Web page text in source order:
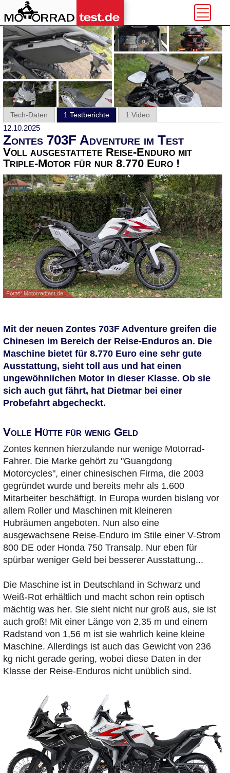
Tech-Daten 1 Testberichte 1 Video
12.10.2025
Zontes 703F Adventure im Test
Voll ausgestattete Reise-Enduro mit
Triple-Motor für nur 8.770 Euro !
Fotos: Motorradtest.de
Mit der neuen Zontes 703F Adventure greifen die
Chinesen im Bereich der Reise-Enduros an. Die
Maschine bietet für 8.770 Euro eine sehr gute
Ausstattung, sieht toll aus und hat einen
ungewöhnlichen Motor in dieser Klasse. Ob sie
sich auch gut fährt, hat Dietmar bei einer
Probefahrt abgecheckt.
Volle Hütte für wenig Geld
Zontes kennen hierzulande nur wenige Motorrad-
Fahrer. Die Marke gehört zu "Guangdong
Motorcycles", einer chinesischen Firma, die 2003
gegründet wurde und bereits mehr als 1.600
Mitarbeiter beschäftigt. In Europa wurden bislang vor
allem Roller und Maschinen mit kleineren
Hubräumen angeboten. Nun also eine
ausgewachsene Reise-Enduro im Stile einer V-Strom
800 DE oder Honda 750 Transalp. Nur eben für
spürbar weniger Geld bei besserer Ausstattung...
Die Maschine ist in Deutschland in Schwarz und
Weiß-Rot erhältlich und macht schon rein optisch
mächtig was her. Sie sieht nicht nur groß aus, sie ist
auch groß! Mit einer Länge von 2,35 m und einem
Radstand von 1,56 m ist sie wahrlich keine kleine
Maschine. Allerdings ist auch das Gewicht von 236
kg nicht gerade gering, wobei diese Daten in der
Klasse der Reise-Enduros nicht unüblich sind.